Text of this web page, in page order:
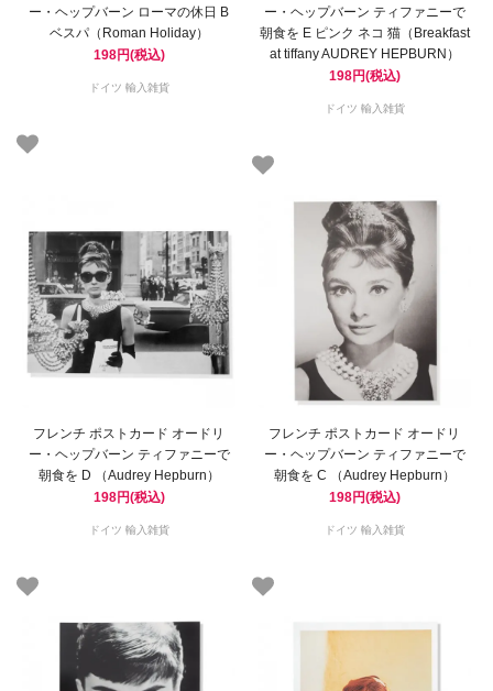
ー・ヘップバーン ローマの休日 B
ベスパ（Roman Holiday）
198円(税込)
ドイツ 輸入雑貨
ー・ヘップバーン ティファニーで
朝食を E ピンク ネコ 猫（Breakfast
at tiffany AUDREY HEPBURN）
198円(税込)
ドイツ 輸入雑貨
フレンチ ポストカード オードリ
ー・ヘップバーン ティファニーで
朝食を D （Audrey Hepburn）
198円(税込)
ドイツ 輸入雑貨
フレンチ ポストカード オードリ
ー・ヘップバーン ティファニーで
朝食を C （Audrey Hepburn）
198円(税込)
ドイツ 輸入雑貨